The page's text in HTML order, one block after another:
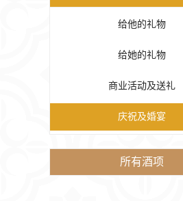
给他的礼物
给她的礼物
商业活动及送礼
庆祝及婚宴
所有酒项